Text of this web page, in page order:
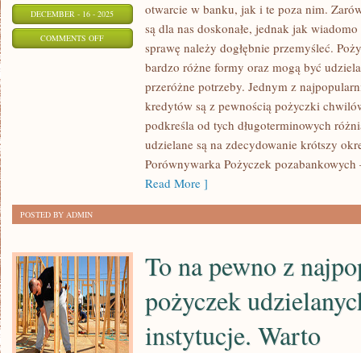
DECEMBER - 16 - 2025
COMMENTS OFFON
otwarcie w banku, jak i te poza nim.
są dla nas doskonałe, jednak jak
sprawę należy dogłębnie przemyśleć.
bardzo różne formy oraz mogą być
przeróżne potrzeby. Jednym z
kredytów są z pewnością pożyczki
podkreśla od tych długoterminowych
udzielane są na zdecydowanie krótszy
Porównywarka Pożyczek
Read More ]
POSTED BY ADMIN
To na pewno z
pożyczek
instytucje. Warto